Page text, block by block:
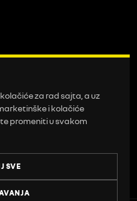
za rad sajta, a uz
i kolačiće
promeniti u svakom
SVE